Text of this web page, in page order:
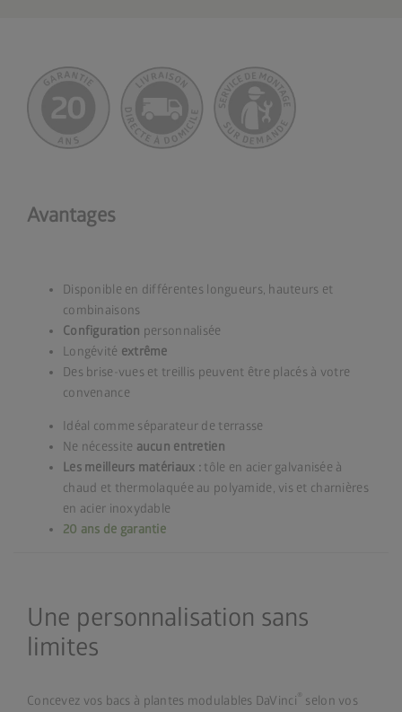
Avantages
Disponible en différentes longueurs, hauteurs et
combinaisons
Configuration personnalisée
Longévité extrême
Des brise-vues et treillis peuvent être placés à votre
convenance
Idéal comme séparateur de terrasse
Ne nécessite aucun entretien
Les meilleurs matériaux : tôle en acier galvanisée à
chaud et thermolaquée au polyamide, vis et charnières
en acier inoxydable
20 ans de garantie
Une personnalisation sans
limites
Concevez vos bacs à plantes modulables DaVinci ® selon vos